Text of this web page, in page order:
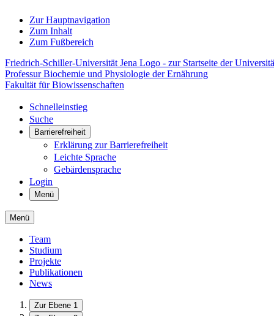
Zur Hauptnavigation
Zum Inhalt
Zum Fußbereich
Friedrich-Schiller-Universität Jena Logo - zur Startseite der
Professur Biochemie und Physiologie der Ernährung
Fakultät für Biowissenschaften
Schnelleinstieg
Suche
Barrierefreiheit
Erklärung zur Barrierefreiheit
Leichte Sprache
Gebärdensprache
Login
Menü
Menü
Team
Studium
Projekte
Publikationen
News
Zur Ebene 1